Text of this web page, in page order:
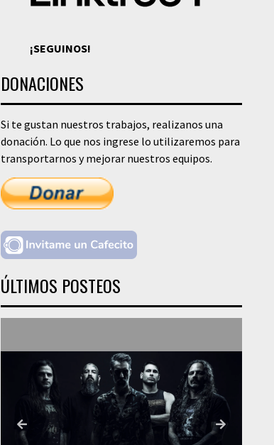
¡SEGUINOS!
DONACIONES
Si te gustan nuestros trabajos, realizanos una
donación. Lo que nos ingrese lo utilizaremos para
transportarnos y mejorar nuestros equipos.
ÚLTIMOS POSTEOS